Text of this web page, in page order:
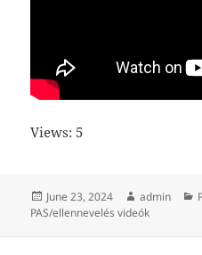
Views: 5
Posted
on
June 23, 2024 Author
admin
PAS/ellennevelés videók